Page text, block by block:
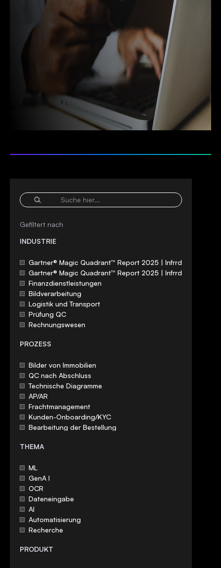
Gefiltert nach
INDUSTRIE
Gartner® Magic Quadrant™ Report 2025 | Infrrd
Gartner® Magic Quadrant™ Report 2025 | Infrrd
Finanzdienstleistungen
Bildverarbeitung
Logistik und Transport
Prüfung QC
Rechnungswesen
Versicherung
PROZESS
Bilder von Immobilien
QC nach Abschluss
Technische Diagramme
AP/AR
Frachtmanagement
Kunden-Onboarding/KYC
Bearbeitung der Bestellung
Versicherungsverfolgung
Hypothekenservice
QC vorab finanzieren
Bearbeitung der Gehaltsabrechnung
Steuerrückerstattung
Ausgabenmanagement
Bearbeitung von Rechnungen
Vergabe von Hypotheken
Bearbeitung von Reklamationen
THEMA
ML
GenA I
OCR
Dateneingabe
AI
Automatisierung
Recherche
Genauigkeit
PRODUKT